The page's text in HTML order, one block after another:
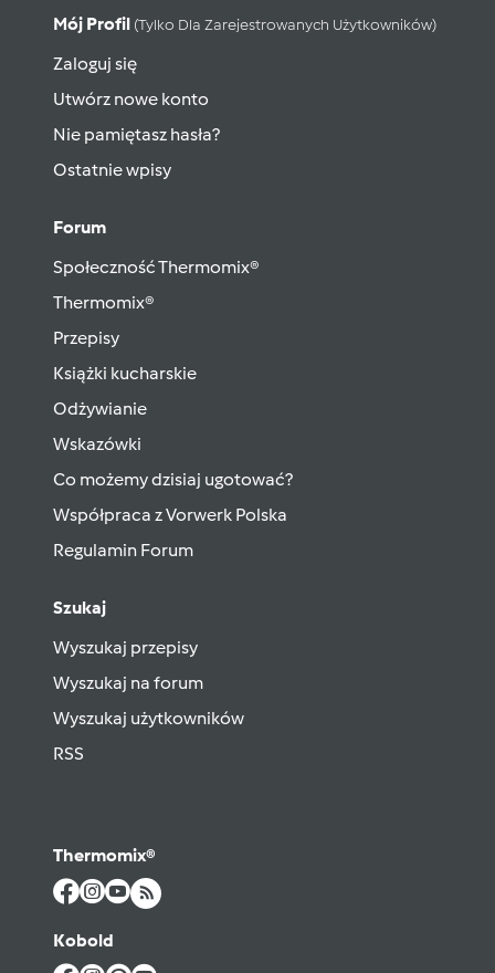
Mój Profil (tylko Dla Zarejestrowanych Użytkowników)
Zaloguj się
Utwórz nowe konto
Nie pamiętasz hasła?
Ostatnie wpisy
Forum
Społeczność Thermomix®
Thermomix®
Przepisy
Książki kucharskie
Odżywianie
Wskazówki
Co możemy dzisiaj ugotować?
Współpraca z Vorwerk Polska
Regulamin Forum
Szukaj
Wyszukaj przepisy
Wyszukaj na forum
Wyszukaj użytkowników
RSS
Thermomix®
Kobold